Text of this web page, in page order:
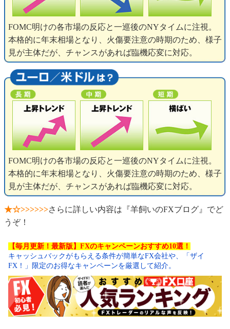
FOMC明けの各市場の反応と一巡後のNYタイムに注視。
本格的に年末相場となり、火傷要注意の時期のため、様子
見が主体だが、チャンスがあれば臨機応変に対応。
FOMC明けの各市場の反応と一巡後のNYタイムに注視。
本格的に年末相場となり、火傷要注意の時期のため、様子
見が主体だが、チャンスがあれば臨機応変に対応。
★☆>>>>>>さらに詳しい内容は『羊飼いのFXブログ』でど
うぞ！
【毎月更新！最新版】FXのキャンペーンおすすめ10選！
キャッシュバックがもらえる条件が簡単なFX会社や、「ザイ
FX！」限定のお得なキャンペーンを厳選して紹介。